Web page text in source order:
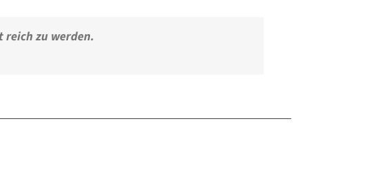
reich zu werden.